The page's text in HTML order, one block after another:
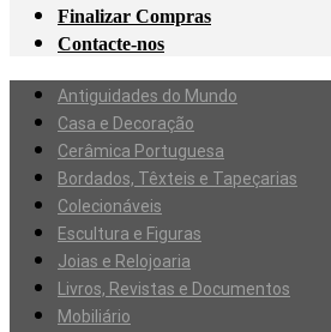
Finalizar Compras
Contacte-nos
Antiguidades do Mundo
Casa e Decoração
Cerâmica Portuguesa
Bordados, Têxteis e Tapeçarias
Colecionáveis
Escultura e Figuras
Joias e Relojoaria
Livros, Revistas e Documentos
Mobiliário